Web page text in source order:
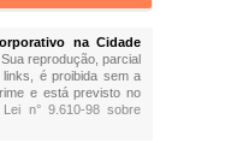
na Cidade
reprodução, parcial
é proibida sem a
e está previsto no
Lei n° 9.610-98 sobre